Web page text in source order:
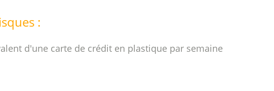
:
d'une carte de crédit en plastique par semaine